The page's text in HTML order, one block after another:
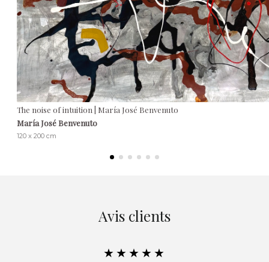
The noise of intuition | María José Benvenuto
María José Benvenuto
120 x 200 cm
Avis clients
★★★★★